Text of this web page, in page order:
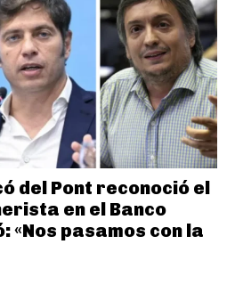
del Pont reconoció el
en el Banco
«Nos pasamos con la